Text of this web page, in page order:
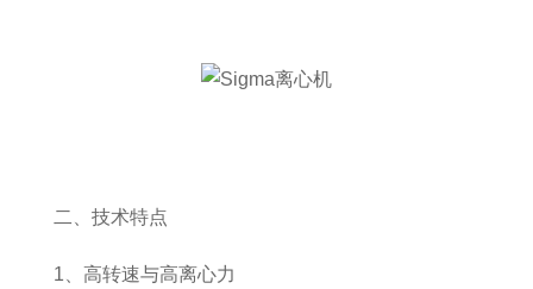
二、技术特点
1、高转速与高离心力